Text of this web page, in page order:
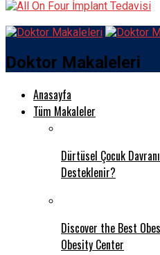
Doktor Makaleleri
Anasayfa
Tüm Makaleler
Dürtüsel Çocuk
Desteklenir?
Discover the Best
Obesity Center